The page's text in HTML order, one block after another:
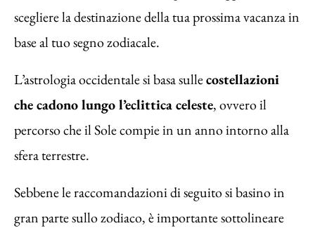
scegliere la destinazione della tua prossima vacanza in
base al tuo segno zodiacale.
L’astrologia occidentale si basa sullecostellazioni
che cadono lungo l’eclittica celeste, ovvero il
percorso che il Sole compie in un anno intorno alla
sfera terrestre.
Sebbene le raccomandazioni di seguito si basino in
gran parte sullo zodiaco, è importante sottolineare